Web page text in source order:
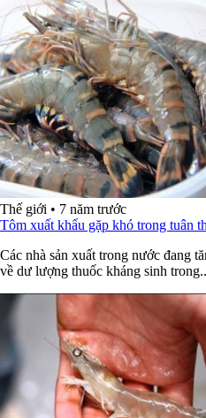
Thế giới • 7 năm trước
Tôm xuất khẩu gặp khó trong tuân
Các nhà sản xuất trong nước đang
về dư lượng thuốc kháng sinh